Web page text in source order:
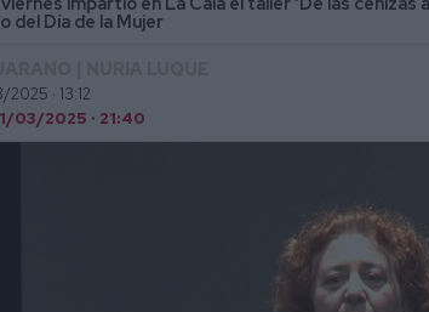
del Día de la Mujer
2025 · 13:12
03/2025 · 21:40